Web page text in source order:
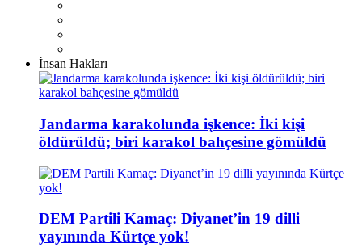
İnsan Hakları
Jandarma karakolunda işkence: İki kişi
öldürüldü; biri karakol bahçesine gömüldü
DEM Partili Kamaç: Diyanet’in 19 dilli
yayınında Kürtçe yok!